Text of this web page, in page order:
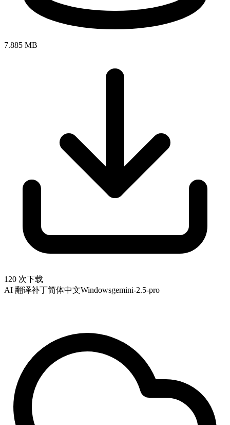
7.885 MB
120 次下载
AI 翻译补丁简体中文Windowsgemini-2.5-pro